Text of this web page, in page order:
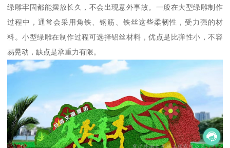
绿雕牢固都能摆放长久，不会出现意外事故。一般在大型绿雕制作
过程中，通常会采用角铁、钢筋、铁丝这些柔韧性，受力强的材
料。小型绿雕在制作过程可选择铝丝材料，优点是比弹性小，不容
易晃动，缺点是承重力有限。